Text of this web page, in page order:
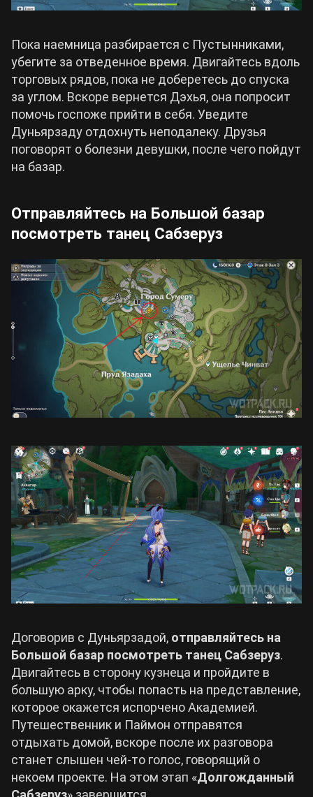
Пока наемница разбирается с Пустынниками,
убегите за отведенное время. Двигайтесь вдоль
торговых рядов, пока не доберетесь до спуска
за углом. Вскоре вернется Дэхья, она попросит
помочь госпоже прийти в себя. Уведите
Дуньярзаду отдохнуть неподалеку. Друзья
поговорят о болезни девушки, после чего пойдут
на базар.
Отправляйтесь на Большой базар
посмотреть танец Сабзеруз
Договорив с Дуньярзадой, отправляйтесь на
Большой базар посмотреть танец Сабзеруз.
Двигайтесь в сторону кузнеца и пройдите в
большую арку, чтобы попасть на представление,
которое окажется испорчено Академией.
Путешественник и Паймон отправятся
отдыхать домой, вскоре после их разговора
станет слышен чей-то голос, говорящий о
некоем проекте. На этом этап «Долгожданный